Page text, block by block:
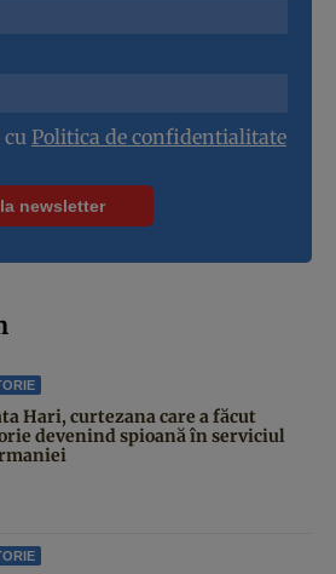
Politica de confidentialitate
Hari, curtezana care a făcut
devenind spioană în serviciul